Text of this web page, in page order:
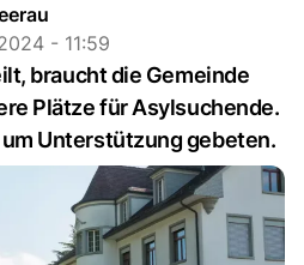
- 11:59
braucht die Gemeinde
Plätze für Asylsuchende.
Unterstützung gebeten.